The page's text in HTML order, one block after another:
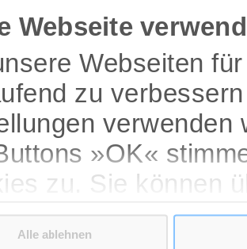
Webseite
Webseiten
zu
»OK«
zu. Sie können
Cookies
Alle ablehnen